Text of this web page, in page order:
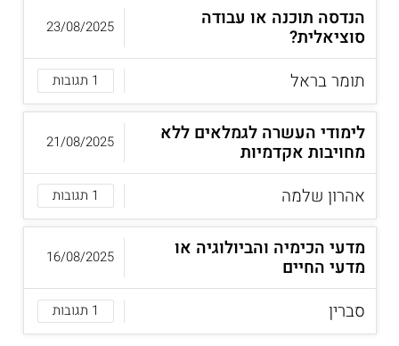
הנדסה תוכנה או עבודה
סוציאלית?
תומר בראל
1 תגובות
23/08/2025
לימודי העשרה לגמלאים ללא
מחויבות אקדמיות
אהרון שלמה
1 תגובות
21/08/2025
מדעי הכימיה והביולוגיה או
מדעי החיים
סברין
1 תגובות
16/08/2025